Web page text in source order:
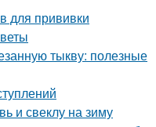
для прививки
тыкву: полезные
и свеклу на зиму